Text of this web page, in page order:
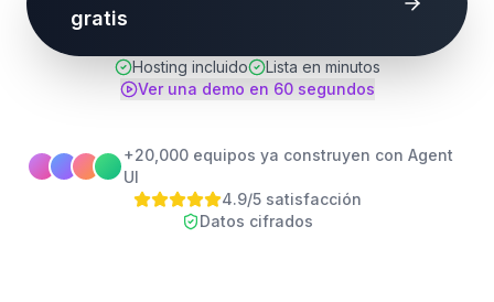
gratis
Hosting incluido
Lista en minutos
Ver una demo en 60 segundos
+20,000 equipos ya construyen con Agent
UI
4.9/5 satisfacción
Datos cifrados